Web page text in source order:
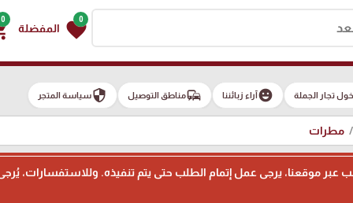
0
favorite المفضلة
0
تجار الجملة emoji_emotionsآراء زبائننا commuteمناطق التوصيل securityسياسة المتجر
مطرات
طلب عبر موقعنا، يرجى عمل إتمام الطلب حتى يتم تنفيذه. وللاستفسارات،